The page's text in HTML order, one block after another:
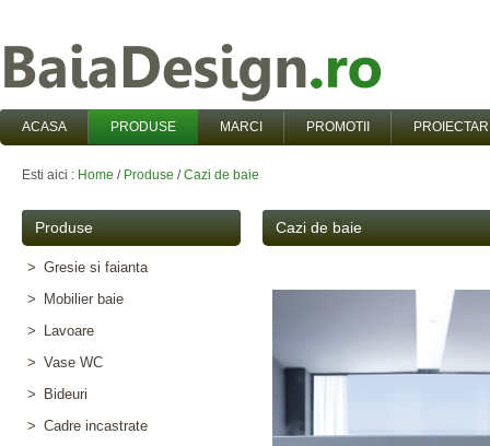
ACASA PRODUSE MARCI PROMOTII
Esti aici : Home / Produse /Cazi de baie
Produse
> Gresie si faianta
>
Mobilier baie
>
Lavoare
> Vase WC
>
Bideuri
> Cadre incastrate
Cazi de baie